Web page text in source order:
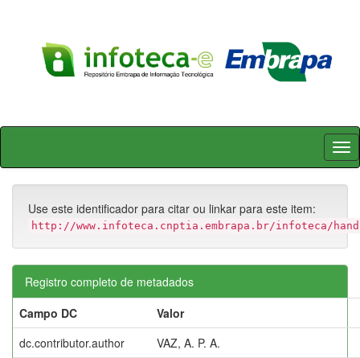
Skip
Use este identificador para citar ou linkar para este item:
http://www.infoteca.cnptia.embrapa.br/infoteca/
Registro completo de metadados
Campo DC
Valor
dc.contributor.author
VAZ, A. P. A.